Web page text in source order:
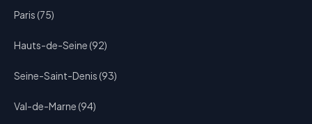
Paris (75)
Hauts-de-Seine (92)
Seine-Saint-Denis (93)
Val-de-Marne (94)